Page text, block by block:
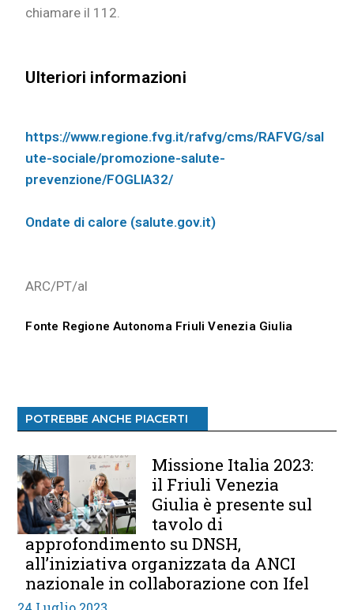
chiamare il 112.
Ulteriori informazioni
https://www.regione.fvg.it/rafvg/cms/RAFVG/sal
ute-sociale/promozione-salute-
prevenzione/FOGLIA32/
Ondate di calore (salute.gov.it)
ARC/PT/al
Fonte Regione Autonoma Friuli Venezia Giulia
POTREBBE ANCHE PIACERTI
Missione Italia 2023:
il Friuli Venezia
Giulia è presente sul
tavolo di
approfondimento su DNSH,
all’iniziativa organizzata da ANCI
nazionale in collaborazione con Ifel